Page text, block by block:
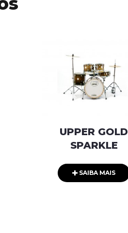
UPPER GOLD
SPARKLE
SAIBA MAIS